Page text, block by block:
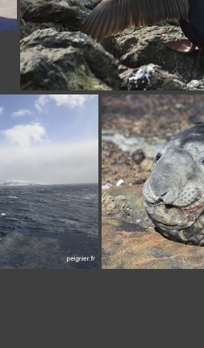
_4FP8261